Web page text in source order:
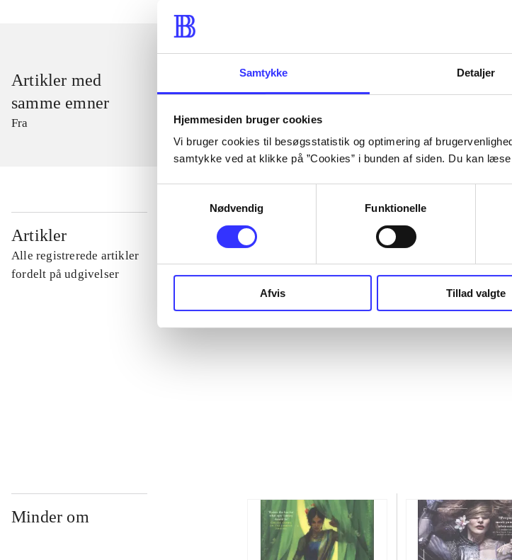
Samtykke Detaljer
Hjemmesiden bruger cookies
Vi bruger cookies til besøgsstatistik og optimering af
samtykke ved at klikke på ”Cookies” i bunden af siden. Du kan
Nødvendig
Funktionelle
Afvis Tillad valgte
Artikler med
samme emner
Fra
Artikler
Alle registrerede artikler
fordelt på udgivelser
...
Minder om